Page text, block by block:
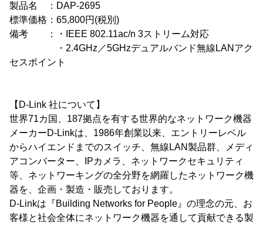
製品名 ：DAP-2695
標準価格：65,800円(税別)
備考 ：・IEEE 802.11ac/n 3ストリーム対応
・2.4GHz／5GHzデュアルバンド無線LANアク
セスポイント
【D-Link 社について】
世界71カ国、187拠点を有する世界的なネットワーク機器
メーカーD-Linkは、1986年創業以来、エントリーレベル
からハイエンドまでのスイッチ、無線LAN製品群、メディ
アコンバーター、IPカメラ、ネットワークセキュリティ
等、ネットワーキングの全分野を網羅したネットワーク機
器を、企画・製造・販売しております。
D-Linkは『Building Networks for People』の理念の元、お
客様と社会全体にネットワーク機器を通して貢献できる製